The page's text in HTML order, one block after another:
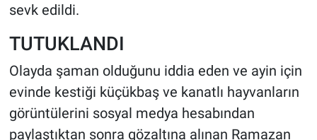
sevk edildi.
TUTUKLANDI
Olayda şaman olduğunu iddia eden ve ayin için
evinde kestiği küçükbaş ve kanatlı hayvanların
görüntülerini sosyal medya hesabından
paylaştıktan sonra gözaltına alınan Ramazan